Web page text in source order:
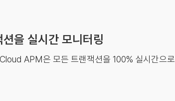
을 실시간 모니터링
APM은 모든 트랜잭션을 100% 실시간으로